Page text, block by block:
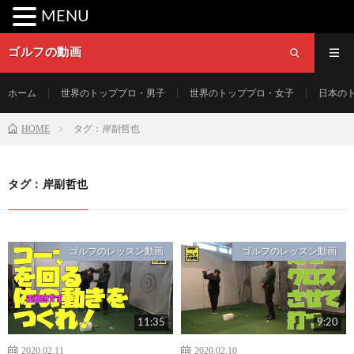
ゴルフの動画
ホーム 世界のトッププロ・男子 世界のトッププロ・女子 日本の
HOME タグ：岸副哲也
タグ：岸副哲也
ゴルフのレッスン動画
11:35
2020.02.11
ゴルフのレッスン動画
9:20
2020.02.10
MENU